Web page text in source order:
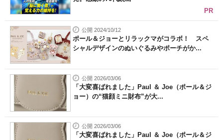
PR
公開 2024/10/12
ポール＆ジョーとリラックマがコラボ！ スペ
シャルデザインのぬいぐるみやポーチがか...
公開 2026/03/06
「大変喜ばれました」Paul ＆ Joe（ポール＆ジ
ョー）の“猫顔ミニ財布”が大...
公開 2026/03/06
「大変喜ばれました」Paul ＆ Joe（ポール＆ジ